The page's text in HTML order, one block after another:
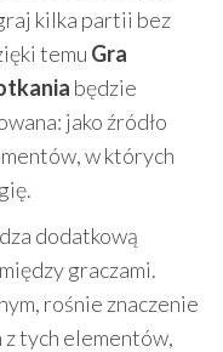
kilka partii bez
temu Gra
będzie
jako źródło
w których
dodatkową
graczami.
rośnie znaczenie
z tych elementów,